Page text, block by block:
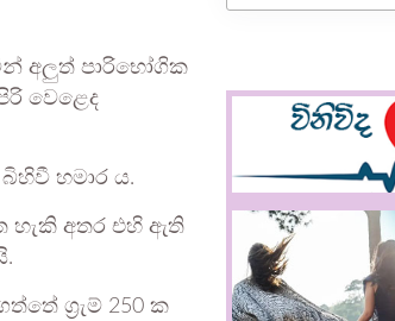
අලුත් පාරිභෝගික
වෙළෙද
හමාර ය.
හැකි අතර එහි ඇති
ග්‍රැම් 250 ක